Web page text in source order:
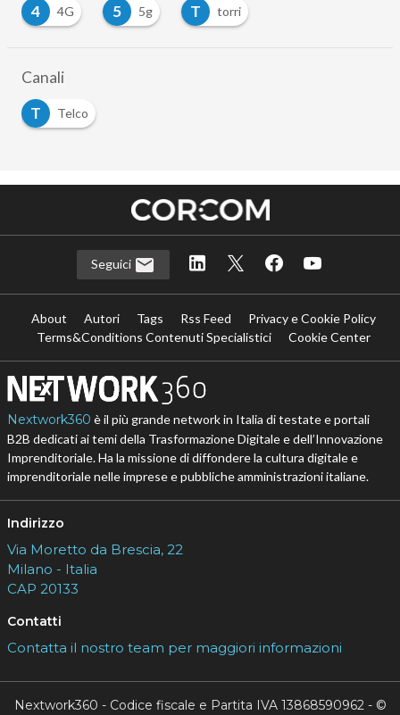
4
4G 5 5g T torri
Canali
T
Telco
Seguici
About Autori Tags Rss Feed
Privacy e Cookie Policy
Terms&Conditions Contenuti Specialistici
Cookie Center
Nextwork360 è il più grande network in Italia di testate e portali
B2B dedicati ai temi della Trasformazione Digitale e dell’Innovazione
Imprenditoriale. Ha la missione di diffondere la cultura digitale e
imprenditoriale nelle imprese e pubbliche amministrazioni italiane.
Indirizzo
Via Moretto da Brescia, 22
Milano - Italia
CAP 20133
Contatti
Contatta il nostro team per maggiori informazioni
Nextwork360 - Codice fiscale e Partita IVA 13868590962 - ©